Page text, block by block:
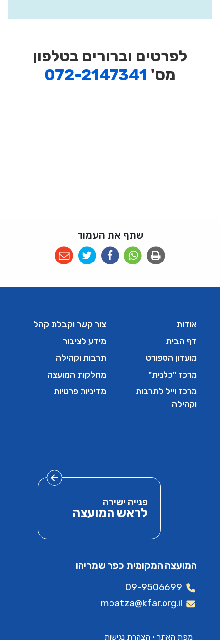
לפרטים וברורים בטלפון
מס' 072-2147341
שתף את העמוד
אודות
דף הבית
מועדון הספורט
מרכז "כלנית"
מרכז וייל לתרבות
וקהילה
צור קשר וקבלת קהל
מידע לציבור
תרבות וקהילה
מחלקות המועצה
מדיניות פרטיות
פנייה ישירה
לראש המועצה
המועצה המקומית כפר שמריהו
09-9506699
moatza@kfar.org.il
מפת האתר• הצהרת נגישות